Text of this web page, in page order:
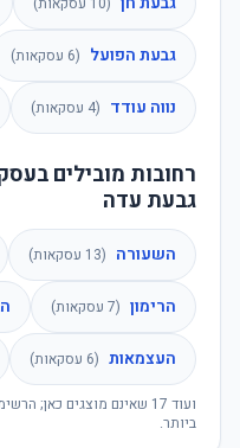
גבעת הפועל (
6 עסקאות)
נווה עודד (
4 עסקאות)
רחובות מובילים
גבעת עדה
השעורה (
13 עסקאות)
הרימון (
7 עסקאות)
העצמאות (
6 עסקאות)
ועוד 17 שאינם מוצגים כאן;
ביותר.